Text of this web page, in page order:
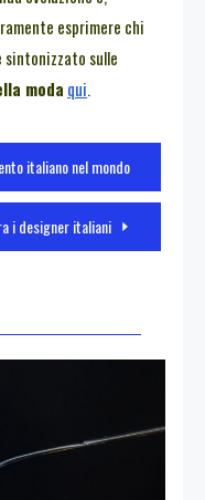
esprimere chi
sintonizzato sulle
moda qui.
italiano nel mondo
i designer italiani